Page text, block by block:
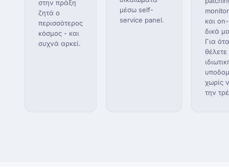
στην πράξη
ζητά ο
περισσότερος
κόσμος - και
συχνά αρκεί.
μέσω self-
service panel.
και
δικά
Για
θέλετε
χωρίς
την